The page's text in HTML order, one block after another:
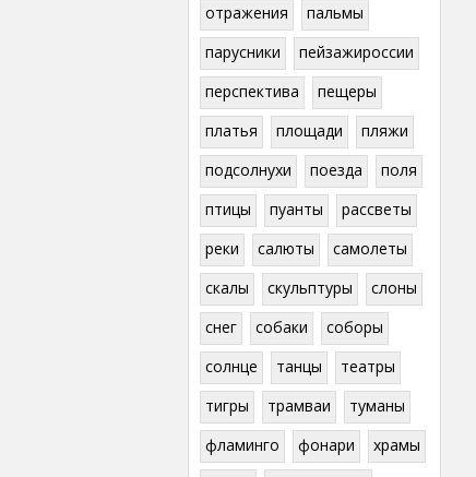
отражения
пальмы
парусники
пейзажироссии
перспектива
пещеры
платья
площади
пляжи
подсолнухи
поезда
поля
птицы
пуанты
рассветы
реки
салюты
самолеты
скалы
скульптуры
слоны
снег
собаки
соборы
солнце
танцы
театры
тигры
трамваи
туманы
фламинго
фонари
храмы